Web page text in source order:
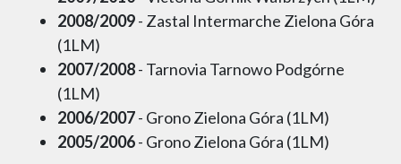
2008/2009- Zastal Intermarche Zielona Góra
(1LM)
2007/2008- Tarnovia Tarnowo Podgórne
(1LM)
2006/2007- Grono Zielona Góra (1LM)
2005/2006- Grono Zielona Góra (1LM)